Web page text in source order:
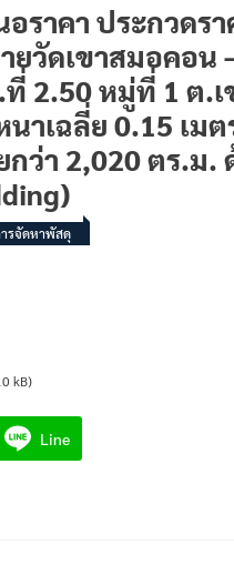
ราคา ประกวดร
ยวัดเขาสมอคอน
2.50 หมู่ที่ 1 ต.
นาเฉลี่ย 0.15 เม
ว่า 2,020 ตร.ม.
รจัดหาพัสดุ
kB)
Line